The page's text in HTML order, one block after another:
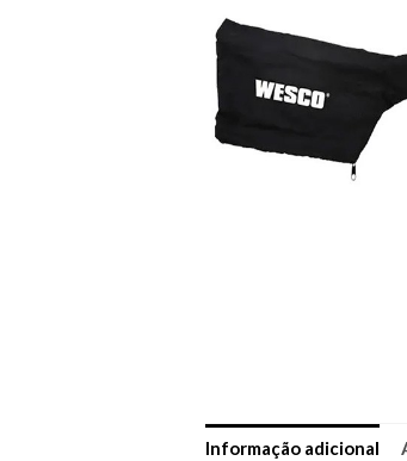
Informação adicional